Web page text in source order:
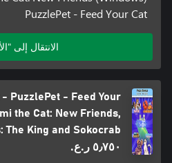
PuzzlePet - Feed Your Cat
الانتقال إلى
PuzzlePet - Feed Your
the Cat: New Friends,
The King and Sokocrab
٥٫٧٥٠ ر.ع.‏